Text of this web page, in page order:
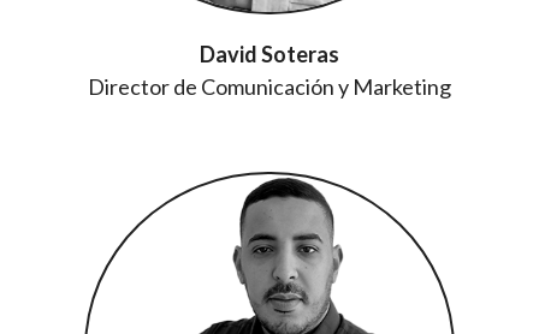
David Soteras
Director de Comunicación y Marketing